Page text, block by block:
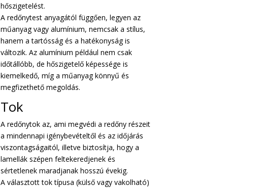
hőszigetelést.
A redőnytest anyagától függően, legyen az
műanyag vagy alumínium, nemcsak a stílus,
hanem a tartósság és a hatékonyság is
változik. Az alumínium például nem csak
időtállóbb, de hőszigetelő képessége is
kiemelkedő, míg a műanyag könnyű és
megfizethető megoldás.
Tok
A redőnytok az, ami megvédi a redőny részeit
a mindennapi igénybevételtől és az időjárás
viszontagságaitól, illetve biztosítja, hogy a
lamellák szépen feltekeredjenek és
sértetlenek maradjanak hosszú évekig.
A választott tok típusa (külső vagy vakolható)